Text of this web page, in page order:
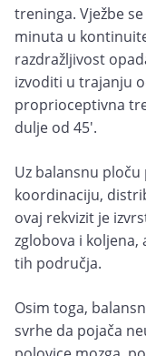
treninga. Vježbe
minuta u
razdražljivost
izvoditi u trajanju
proprioceptivna
dulje od 45'.
Uz balansnu
koordinaciju,
ovaj rekvizit je
zglobova i
tih područja.
Osim toga,
svrhe da pojača